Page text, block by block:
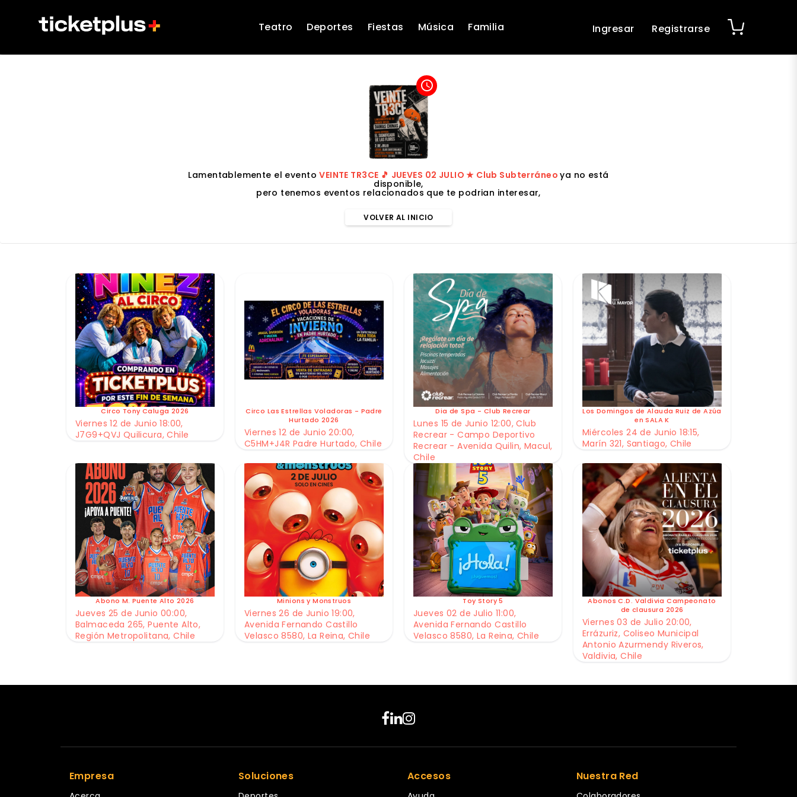
Teatro Deportes Fiestas Música Familia Ingresar Registrarse
access_time
Lamentablemente el eventoVEINTE TR3CE 🎵 JUEVES 02 JULIO ★ Club Subterráneoya no está
disponible,
pero tenemos eventos relacionados que te podrian interesar,
VOLVER AL INICIO
Circo Tony Caluga 2026
Viernes 12 de Junio 18:00,
J7G9+QVJ Quilicura, Chile
Circo Las Estrellas Voladoras - Padre
Hurtado 2026
Viernes 12 de Junio 20:00,
C5HM+J4R Padre Hurtado, Chile
Dia de Spa - Club Recrear
Lunes 15 de Junio 12:00, Club
Recrear - Campo Deportivo
Recrear - Avenida Quilin, Macul,
Chile
Los Domingos de Alauda Ruiz de Azúa
en SALA K
Miércoles 24 de Junio 18:15,
Marín 321, Santiago, Chile
Abono M. Puente Alto 2026
Jueves 25 de Junio 00:00,
Balmaceda 265, Puente Alto,
Región Metropolitana, Chile
Minions y Monstruos
Viernes 26 de Junio 19:00,
Avenida Fernando Castillo
Velasco 8580, La Reina, Chile
Toy Story 5
Jueves 02 de Julio 11:00,
Avenida Fernando Castillo
Velasco 8580, La Reina, Chile
Abonos C.D. Valdivia Campeonato
de clausura 2026
Viernes 03 de Julio 20:00,
Errázuriz, Coliseo Municipal
Antonio Azurmendy Riveros,
Valdivia, Chile
Empresa Soluciones Accesos Nuestra Red